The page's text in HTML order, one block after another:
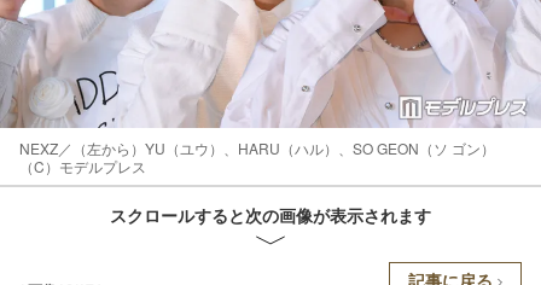
NEXZ／（左から）YU（ユウ）、HARU（ハル）、SO GEON（ソ ゴン）
（C）モデルプレス
スクロールすると次の画像が表示されます
記事に戻る